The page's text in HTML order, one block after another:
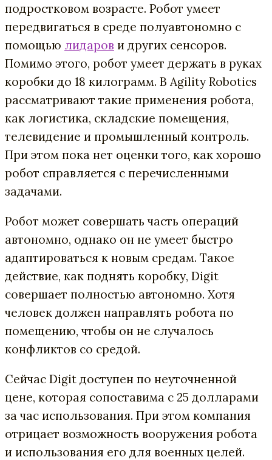
подростковом возрасте. Робот умеет
передвигаться в среде полуавтономно с
помощью лидаров и других сенсоров.
Помимо этого, робот умеет держать в руках
коробки до 18 килограмм. В Agility Robotics
рассматривают такие применения робота,
как логистика, складские помещения,
телевидение и промышленный контроль.
При этом пока нет оценки того, как хорошо
робот справляется с перечисленными
задачами.
Робот может совершать часть операций
автономно, однако он не умеет быстро
адаптироваться к новым средам. Такое
действие, как поднять коробку, Digit
совершает полностью автономно. Хотя
человек должен направлять робота по
помещению, чтобы он не случалось
конфликтов со средой.
Сейчас Digit доступен по неуточненной
цене, которая сопоставима с 25 долларами
за час использования. При этом компания
отрицает возможность вооружения робота
и использования его для военных целей.